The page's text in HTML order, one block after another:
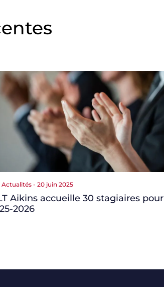
Actualités - 20 juin 2025
Aikins accueille 30 stagiaires pour
2026